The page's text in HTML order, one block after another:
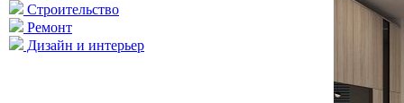
Строительство
Ремонт
Дизайн и интерьер